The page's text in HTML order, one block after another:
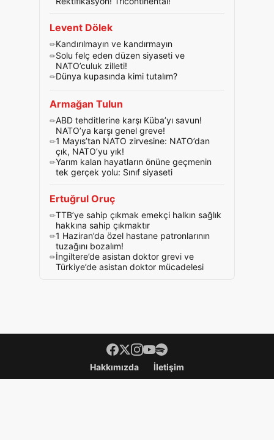
Levent Dölek
Kandırılmayın ve kandırmayın
Solu felç eden düzen siyaseti ve
NATO’culuk zilleti!
Dünya kupasında kimi tutalım?
Armağan Tulun
ABD tehditlerine karşı Küba’yı savun!
NATO’ya karşı genel greve!
1 Mayıs’tan NATO zirvesine: NATO’dan
çık, NATO’yu yık!
Yarım kalan hayatların önüne geçmenin
tek gerçek yolu: Sınıf siyaseti
Ertuğrul Oruç
TTB’ye sahip çıkmak emekçi halkın sağlık
hakkına sahip çıkmaktır
1 Haziran’da özel hastane patronlarının
tuzağını bozalım!
İngiltere’de asistan doktor grevi ve
Türkiye’de asistan doktor mücadelesi
Footer menüHakkımızda İletişim